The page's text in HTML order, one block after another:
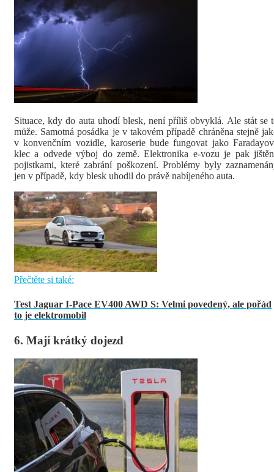
Situace, kdy do auta uhodí blesk, není příliš obvyklá. Ale stát se
může. Samotná posádka je v takovém případě chráněna stejně
v konvenčním vozidle, karoserie bude fungovat jako
klec a odvede výboj do země. Elektronika e-vozu je pak
pojistkami, které zabrání poškození. Problémy byly
jen v případě, kdy blesk uhodil do právě nabíjeného auta.
Přečtěte si také:
Test Jaguar I-Pace EV400 AWD S: Velmi povedený, ale pořád
to je elektromobil
6. Mají krátký dojezd